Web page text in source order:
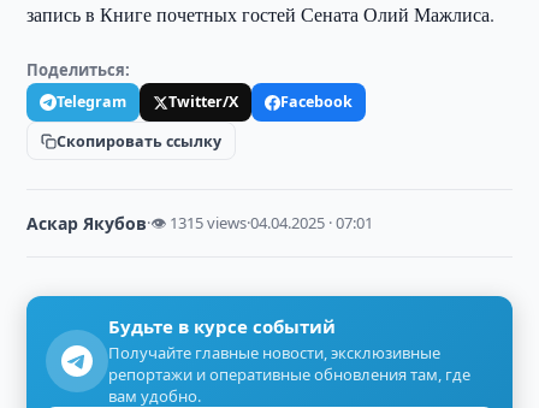
запись в Книге почетных гостей Сената Олий Мажлиса.
Поделиться:
Telegram Twitter/X
Facebook
Скопировать ссылку
Аскар Якубов·👁 1315 views·04.04.2025 · 07:01
Будьте в курсе событий
Получайте главные новости, эксклюзивные
репортажи и оперативные обновления там, где
вам удобно.